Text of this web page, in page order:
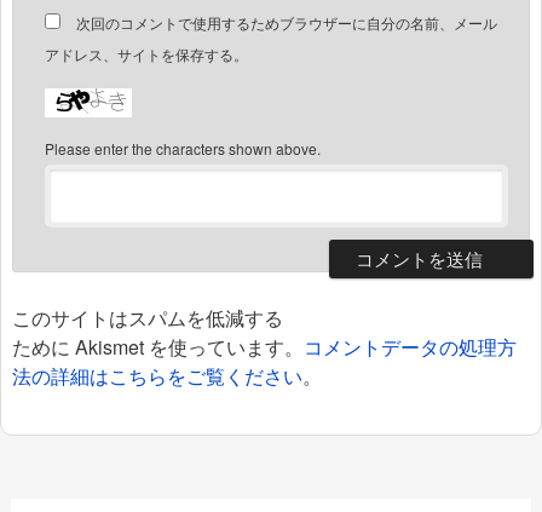
次回のコメントで使用するためブラウザーに自分の名前、メール
アドレス、サイトを保存する。
Please enter the characters shown above.
このサイトはスパムを低減する
ために Akismet を使っています。 コメントデータの処理方
法の詳細はこちらをご覧ください。